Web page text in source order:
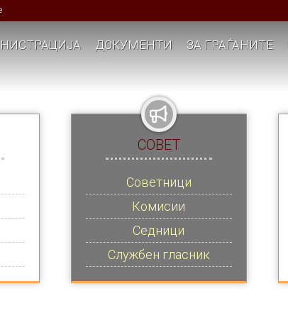
ДОКУМЕНТИ ЗА ГРАЃАНИТЕ
СОВЕТ
Советници
Комисии
Седници
Службен гласник